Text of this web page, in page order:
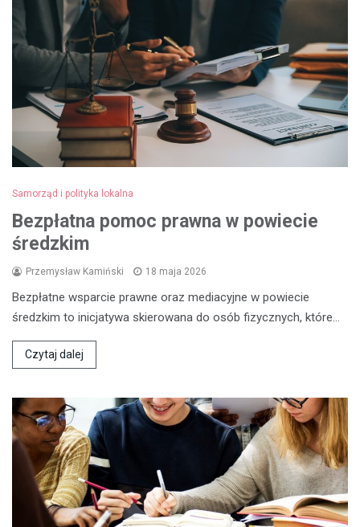
Samorząd i polityka lokalna
Bezpłatna pomoc prawna w powiecie
średzkim
Przemysław Kamiński 18 maja 2026
Bezpłatne wsparcie prawne oraz mediacyjne w powiecie
średzkim to inicjatywa skierowana do osób fizycznych, które…
Czytaj dalej